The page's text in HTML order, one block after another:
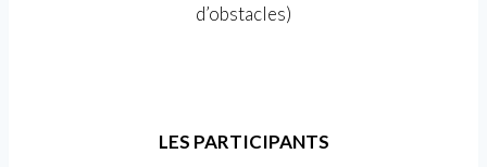
d’obstacles)
LES PARTICIPANTS